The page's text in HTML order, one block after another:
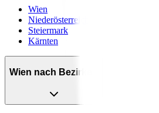
Wien
Niederösterreich
Steiermark
Kärnten
Wien nach Bezirken